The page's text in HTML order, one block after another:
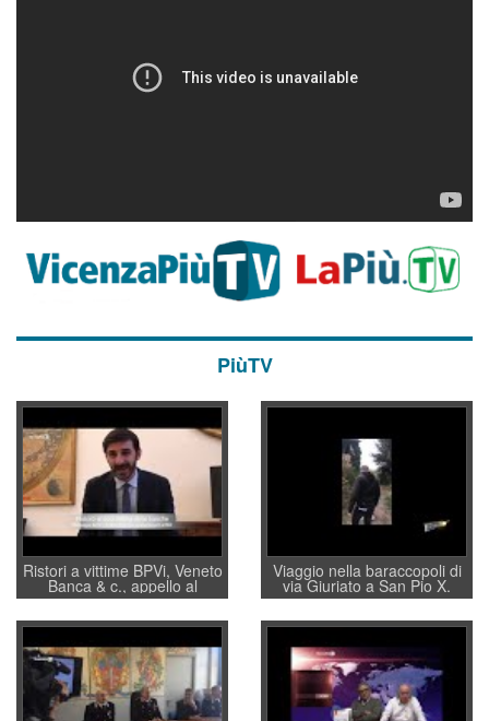
PiùTV
Ristori a vittime BPVi, Veneto
Banca & c., appello al
sottosegretario Alessio
Villarosa: per mettere ordine
convochi con Di Maio CNCU
a supporto della cabina di
regia al Mef
Viaggio nella baraccopoli di
via Giuriato a San Pio X.
Vicenza ai Vicentini: “faremo
un regalo di Natale ai
residenti”